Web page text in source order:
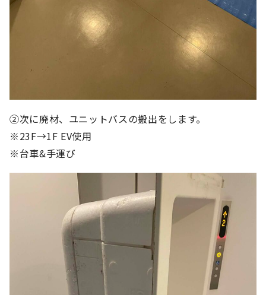
②次に廃材、ユニットバスの搬出をします。
※23F→1F EV使用
※台車&手運び